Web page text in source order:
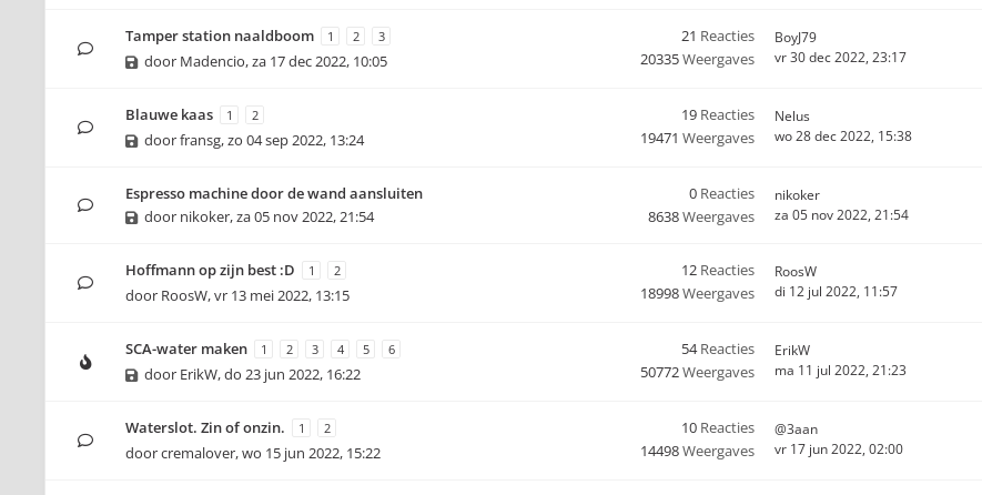
Tamper station naaldboom 1 2 3
door Madencio,za 17 dec 2022, 10:05
21 Reacties
20335Weergaves
BoyJ79
vr 30 dec 2022, 23:17
Blauwe kaas 1 2
doorfransg,zo 04 sep 2022, 13:24
19 Reacties
19471 Weergaves
Nelus
wo 28 dec 2022, 15:38
Espresso machine door de wand aansluiten
door nikoker,za 05 nov 2022, 21:54
0 Reacties
8638Weergaves
nikoker
za 05 nov 2022, 21:54
Hoffmann op zijn best :D 1 2
door RoosW,vr 13 mei 2022, 13:15
12 Reacties
18998Weergaves
RoosW
di 12 jul 2022, 11:57
SCA-water maken 1 2 3 4 5 6
door ErikW,do 23 jun 2022, 16:22
54Reacties
50772Weergaves
ErikW
ma 11 jul 2022, 21:23
Waterslot. Zin of onzin. 1 2
doorcremalover,wo 15 jun 2022, 15:22
10 Reacties
14498Weergaves
@3aan
vr 17 jun 2022, 02:00